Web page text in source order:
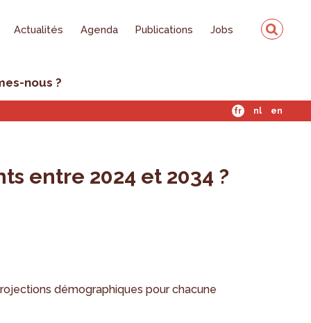
Actualités Agenda Publications Jobs
nous ?
fr nl en
entre 2024 et 2034 ?
démographiques pour chacune